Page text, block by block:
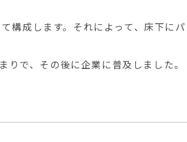
構成します。それによって、床下に
で、その後に企業に普及しました。